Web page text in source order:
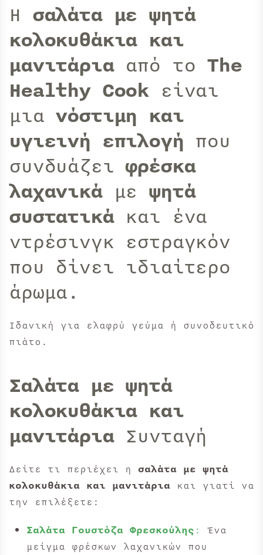
Η σαλάτα με ψητά
κολοκυθάκια και
μανιτάριααπό το The
Healthy Cookείναι
μια νόστιμη και
υγιεινή επιλογή που
συνδυάζειφρέσκα
λαχανικάμε ψητά
συστατικάκαι ένα
ντρέσινγκ εστραγκόν
που δίνει ιδιαίτερο
άρωμα.
Ιδανική για ελαφρύ γεύμα ή συνοδευτικό
πιάτο.
Σαλάτα με ψητά
κολοκυθάκια και
μανιτάριαΣυνταγή
Δείτε τι περιέχει η σαλάτα με ψητά
κολοκυθάκια και μανιτάρια και γιατί να
την επιλέξετε:
Σαλάτα Γουστόζα Φρεσκούλης:
Ένα
μείγμα φρέσκων λαχανικών που